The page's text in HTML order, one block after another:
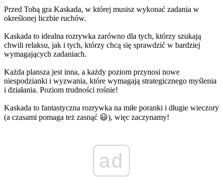
Przed Tobą gra Kaskada, w której musisz wykonać zadania w
określonej liczbie ruchów.
Kaskada to idealna rozrywka zarówno dla tych, którzy szukają
chwili relaksu, jak i tych, którzy chcą się sprawdzić w bardziej
wymagających zadaniach.
Każda plansza jest inna, a każdy poziom przynosi nowe
niespodzianki i wyzwania, które wymagają strategicznego myślenia
i działania. Poziom trudności rośnie!
Kaskada to fantastyczna rozrywka na miłe poranki i długie wieczory
(a czasami pomaga też zasnąć 😃), więc zaczynamy!
ad